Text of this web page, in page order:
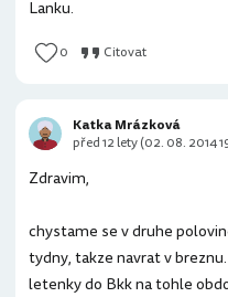
Lanku.
0 Citovat
Zdravim,
chystame se v druhe
tydny, takze navrat v
letenky do Bkk na tohle
Katka Mrázková
před 12 lety (02. 08. 2014